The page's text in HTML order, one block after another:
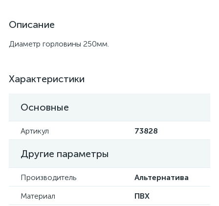
Описание
Диаметр горловины 250мм.
Характеристики
Основные
Артикул 73828
Другие параметры
Производитель
Альтернатива
Материал
ПВХ